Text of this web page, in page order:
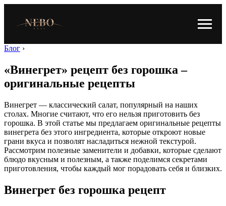
Блог ›
«Винегрет» рецепт без горошка –
оригинальные рецепты
Винегрет — классический салат, популярный на наших
столах. Многие считают, что его нельзя приготовить без
горошка. В этой статье мы предлагаем оригинальные рецепты
винегрета без этого ингредиента, которые откроют новые
грани вкуса и позволят насладиться нежной текстурой.
Рассмотрим полезные заменители и добавки, которые сделают
блюдо вкусным и полезным, а также поделимся секретами
приготовления, чтобы каждый мог порадовать себя и близких.
Винегрет без горошка рецепт